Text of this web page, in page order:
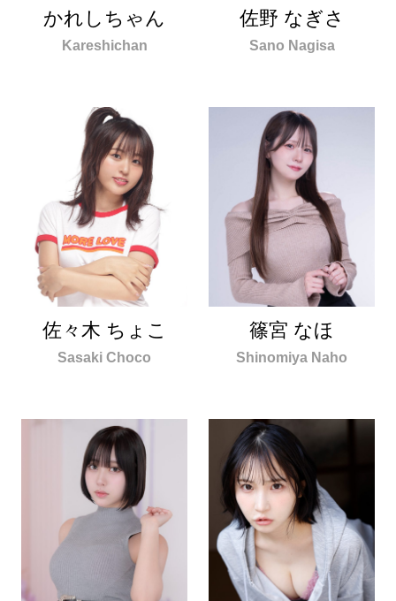
かれしちゃん
Kareshichan
佐野 なぎさ
Sano Nagisa
佐々木 ちょこ
Sasaki Choco
篠宮 なほ
Shinomiya Naho